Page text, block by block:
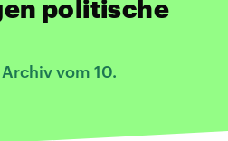
politische
vom 10.